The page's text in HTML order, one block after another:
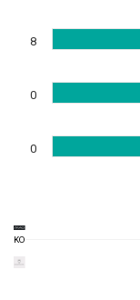
8
0
0
KO